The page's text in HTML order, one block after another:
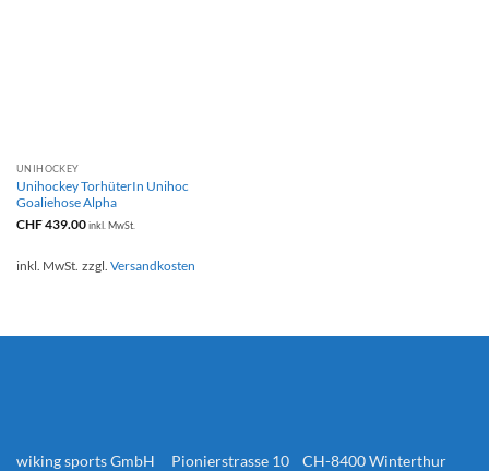
UNIHOCKEY
Unihockey TorhüterIn Unihoc
Goaliehose Alpha
CHF439.00 inkl. MwSt.
inkl. MwSt. zzgl. Versandkosten
wiking sports GmbH Pionierstrasse 10 CH-8400 Winterthur